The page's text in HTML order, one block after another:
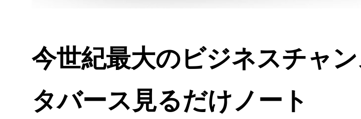
今世紀最大のビジネスチャ
タバース見るだけノート